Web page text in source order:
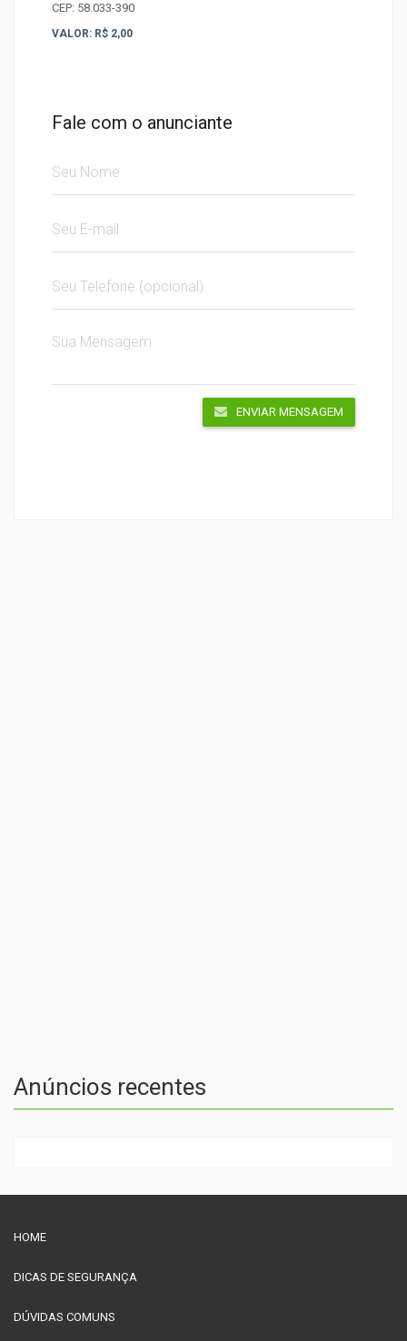
CEP: 58.033-390
VALOR: R$ 2,00
Fale com o anunciante
ENVIAR MENSAGEM
Anúncios recentes
HOME
DICAS DE SEGURANÇA
DÚVIDAS COMUNS